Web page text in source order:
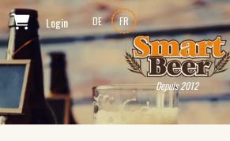
Login DE FR
Depuis 2012